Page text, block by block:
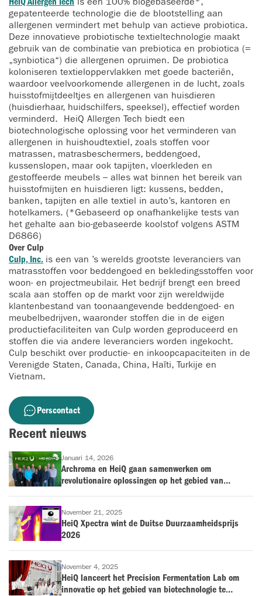
gepatenteerde technologie die de blootstelling aan
allergenen vermindert met behulp van actieve probiotica.
Deze innovatieve probiotische textieltechnologie maakt
gebruik van de combinatie van prebiotica en probiotica (=
„synbiotica“) die allergenen opruimen. De probiotica
koloniseren textieloppervlakken met goede bacteriën,
waardoor veelvoorkomende allergenen in de lucht, zoals
huisstofmijtdeeltjes en allergenen van huisdieren
(huisdierhaar, huidschilfers, speeksel), effectief worden
verminderd. HeiQ Allergen Tech biedt een
biotechnologische oplossing voor het verminderen van
allergenen in huishoudtextiel, zoals stoffen voor
matrassen, matrasbeschermers, beddengoed,
kussenslopen, maar ook tapijten, vloerkleden en
gestoffeerde meubels – alles wat binnen het bereik van
huisstofmijten en huisdieren ligt: kussens, bedden,
banken, tapijten en alle textiel in auto’s, kantoren en
hotelkamers. (*Gebaseerd op onafhankelijke tests van
het gehalte aan bio-gebaseerde koolstof volgens ASTM
D6866)
Over Culp
Culp, Inc. is een van ’s werelds grootste leveranciers van
matrasstoffen voor beddengoed en bekledingsstoffen voor
woon- en projectmeubilair. Het bedrijf brengt een breed
scala aan stoffen op de markt voor zijn wereldwijde
klantenbestand van toonaangevende beddengoed- en
meubelbedrijven, waaronder stoffen die in de eigen
productiefaciliteiten van Culp worden geproduceerd en
stoffen die via andere leveranciers worden ingekocht.
Culp beschikt over productie- en inkoopcapaciteiten in de
Verenigde Staten, Canada, China, Haïti, Turkije en
Vietnam.
Perscontact
Recent nieuws
Januari 14, 2026
Archroma en HeiQ gaan samenwerken om
revolutionaire oplossingen op het gebied van
November 21, 2025
HeiQ Xpectra wint de Duitse Duurzaamheidsprijs
2026
November 4, 2025
HeiQ lanceert het Precision Fermentation Lab om
innovatie op het gebied van biotechnologie te